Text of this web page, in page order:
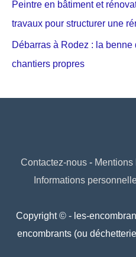
Peintre en bâtiment et
travaux pour structurer une
Débarras à Rodez : la benne
chantiers propres
Contactez-nous- Mentions
Informations
Copyright © - les-
encombrants (ou